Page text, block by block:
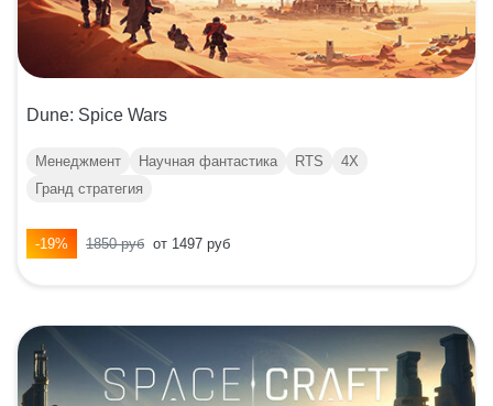
Dune: Spice Wars
Менеджмент Научная фантастика RTS
4X
Гранд стратегия
-19% 1850 руб от 1497 руб